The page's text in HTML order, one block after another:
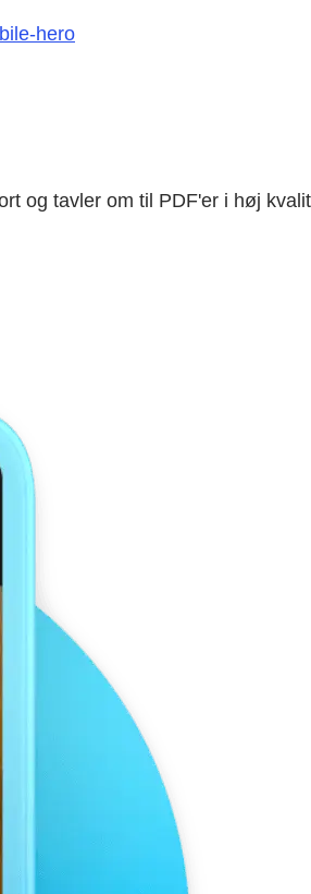
hero
og tavler om til PDF'er i høj